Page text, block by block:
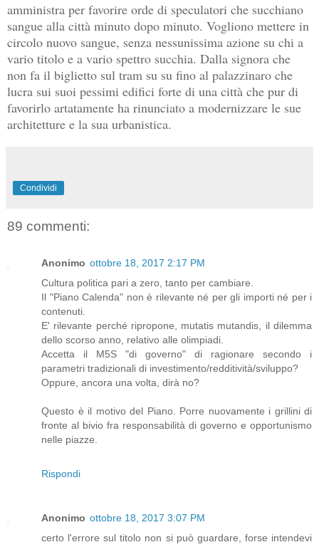
amministra per favorire orde di speculatori che succhiano
sangue alla città minuto dopo minuto. Vogliono mettere in
circolo nuovo sangue, senza nessunissima azione su chi a
vario titolo e a vario spettro succhia. Dalla signora che
non fa il biglietto sul tram su su fino al palazzinaro che
lucra sui suoi pessimi edifici forte di una città che pur di
favorirlo artatamente ha rinunciato a modernizzare le sue
architetture e la sua urbanistica.
Condividi
89 commenti:
Anonimo ottobre 18, 2017 2:17 PM
Cultura politica pari a zero, tanto per cambiare.
Il "Piano Calenda" non è rilevante né per gli importi né per i
contenuti.
E' rilevante perché ripropone, mutatis mutandis, il dilemma
dello scorso anno, relativo alle olimpiadi.
Accetta il M5S "di governo" di ragionare secondo i
parametri tradizionali di investimento/redditività/sviluppo?
Oppure, ancora una volta, dirà no?
Questo è il motivo del Piano. Porre nuovamente i grillini di
fronte al bivio fra responsabilità di governo e opportunismo
nelle piazze.
Rispondi
Anonimo ottobre 18, 2017 3:07 PM
certo l'errore sul titolo non si può guardare, forse intendevi